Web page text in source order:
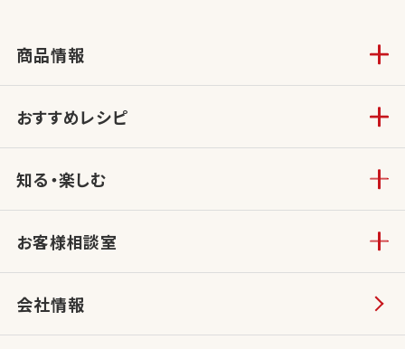
商品情報
おすすめレシピ
知る・楽しむ
お客様相談室
会社情報